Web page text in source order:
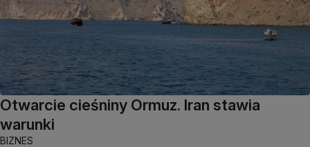
Otwarcie cieśniny Ormuz. Iran stawia
warunki
BIZNES